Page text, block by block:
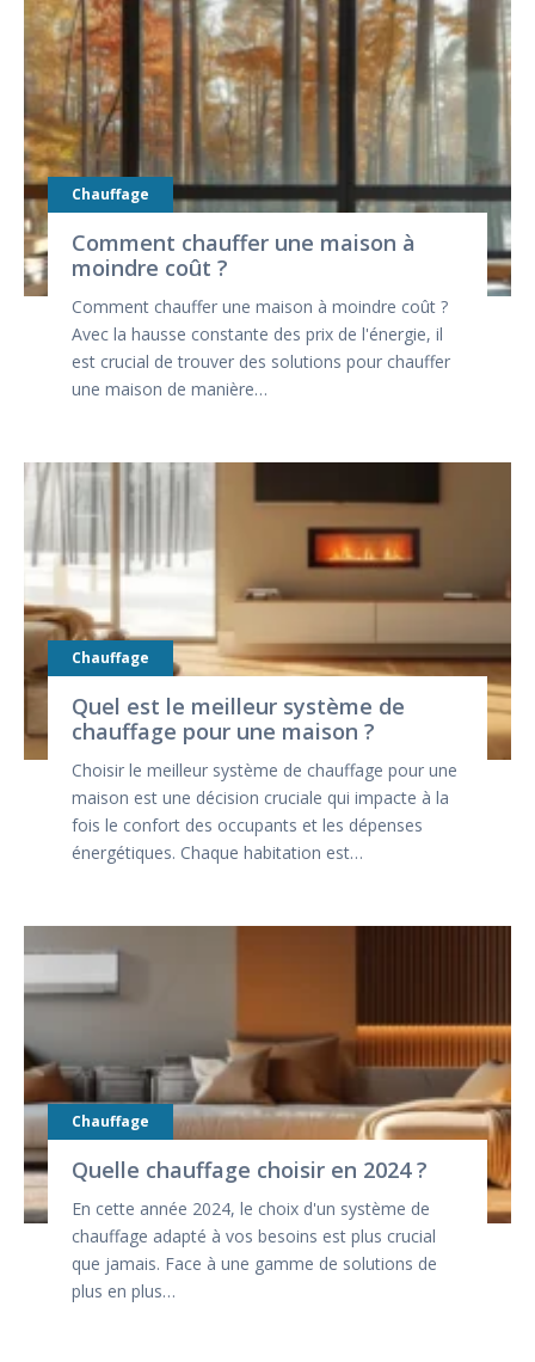
Chauffage
Comment chauffer une maison à
moindre coût ?
Comment chauffer une maison à moindre coût ?
Avec la hausse constante des prix de l'énergie, il
est crucial de trouver des solutions pour chauffer
une maison de manière…
Chauffage
Quel est le meilleur système de
chauffage pour une maison ?
Choisir le meilleur système de chauffage pour une
maison est une décision cruciale qui impacte à la
fois le confort des occupants et les dépenses
énergétiques. Chaque habitation est…
Chauffage
Quelle chauffage choisir en 2024 ?
En cette année 2024, le choix d'un système de
chauffage adapté à vos besoins est plus crucial
que jamais. Face à une gamme de solutions de
plus en plus…